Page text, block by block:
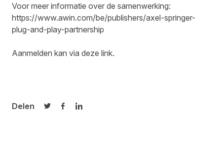
Voor meer informatie over de samenwerking:
https://www.awin.com/be/publishers/axel-springer-
plug-and-play-partnership
Aanmelden kan via deze link.
Delen
Delen op Twitter
Delen op Facebook
Delen op LinkedIn